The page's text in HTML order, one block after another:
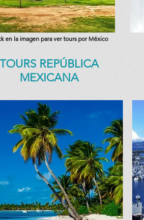
en la imagen para ver tours por México
TOURS REPÚBLICA
MEXICANA